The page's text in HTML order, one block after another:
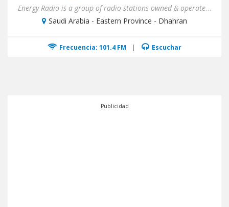
Energy Radio is a group of radio stations owned & operated by Aramco from it's Media Production Division in Dhahran, ...
Saudi Arabia - Eastern Province - Dhahran
Frecuencia: 101.4 FM | Escuchar
Publicidad